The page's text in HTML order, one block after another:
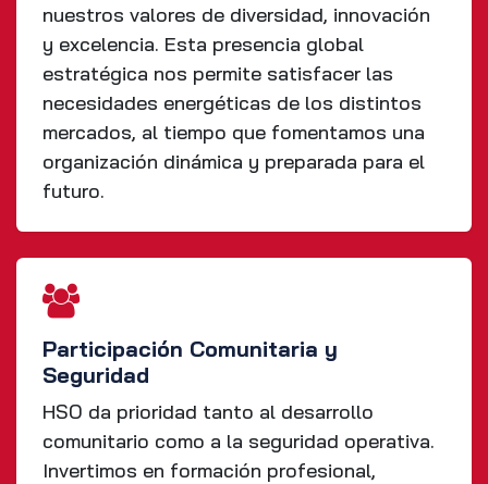
nuestros valores de diversidad, innovación
y excelencia. Esta presencia global
estratégica nos permite satisfacer las
necesidades energéticas de los distintos
mercados, al tiempo que fomentamos una
organización dinámica y preparada para el
futuro.
Participación Comunitaria y
Seguridad
HSO da prioridad tanto al desarrollo
comunitario como a la seguridad operativa.
Invertimos en formación profesional,